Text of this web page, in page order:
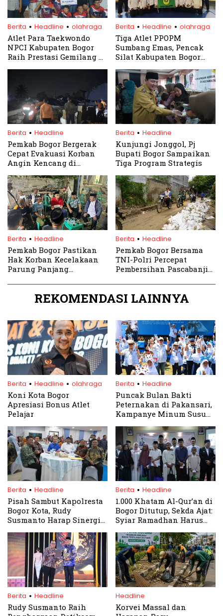
Berita . Headline . olahraga
Atlet Para Taekwondo
NPCI Kabupaten Bogor
Raih Prestasi Gemilang di
Berita . Headline . olahraga
Tiga Atlet PPOPM
Sumbang Emas, Pencak
Silat Kabupaten Bogor
Tinggi
Berita . Headline
Pemkab Bogor Bergerak
Cepat Evakuasi Korban
Angin Kencang di
Berita . Headline
Kunjungi Jonggol, Pj
Bupati Bogor Sampaikan
Tiga Program Strategis
Berita . Headline
Pemkab Bogor Pastikan
Hak Korban Kecelakaan
Parung Panjang
Berita . Headline
Pemkab Bogor Bersama
TNI-Polri Percepat
Pembersihan Pascabanjir
REKOMENDASI LAINNYA
Berita . Headline . olahraga
Koni Kota Bogor
Apresiasi Bonus Atlet
Pelajar
Berita . Headline
Puncak Bulan Bakti
Peternakan di Pakansari,
Kampanye Minum Susu
Digelorakan
Berita . Headline
Pisah Sambut Kapolresta
Bogor Kota, Rudy
Susmanto Harap Sinergi
Berita . Headline
1.000 Khatam Al-Qur’an di
Bogor Ditutup, Sekda Ajat:
Syiar Ramadhan Harus
Berita . Headline
Rudy Susmanto Raih
Headline
Korvei Massal dan